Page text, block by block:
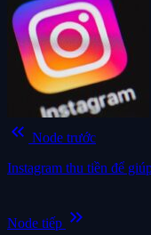
keyboard_double_arrow_left Node trước
Instagram thu tiền để
Node tiếp keyboard_double_arrow_right